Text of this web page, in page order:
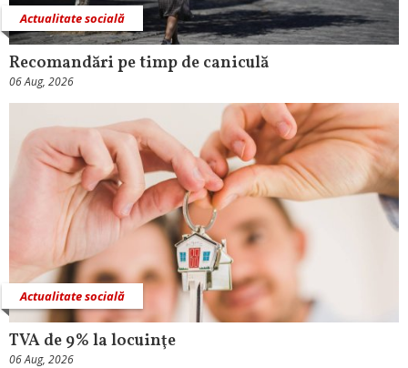
Actualitate socială
Recomandări pe timp de caniculă
06 Aug, 2026
Actualitate socială
TVA de 9% la locuinţe
06 Aug, 2026